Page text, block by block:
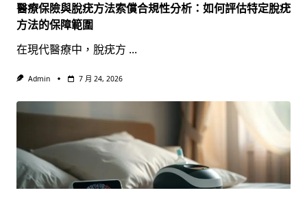
醫療保險與脫疣方法索償合規性分析：如何評估特定脫疣
方法的保障範圍
在現代醫療中，脫疣方 ...
Admin 7 月 24, 2026